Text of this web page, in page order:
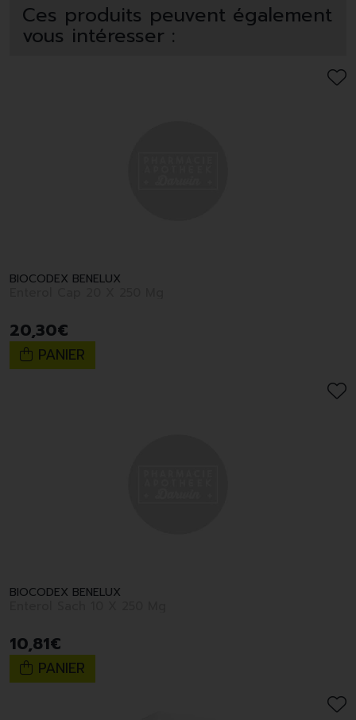
Ces produits peuvent également
vous intéresser :
BIOCODEX BENELUX
20,30€
PANIER
BIOCODEX BENELUX
10,81€
PANIER